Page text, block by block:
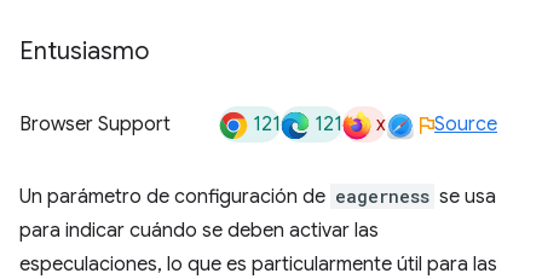
Entusiasmo
Browser Support 121 121 x Source
Un parámetro de configuración de eagerness se usa
para indicar cuándo se deben activar las
especulaciones, lo que es particularmente útil para las